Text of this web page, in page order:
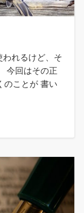
れるけど、そ
今回はその正
のことが 書い